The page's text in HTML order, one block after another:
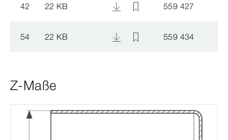
42 22 KB 559 427
54 22 KB 559 434
Z-Maße